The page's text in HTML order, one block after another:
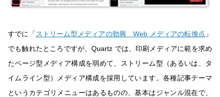
すでに「 ストリーム型メディアの勃興 Web メディアの転換点 」
でも触れたところですが、Quartz では、印刷メディアに範を求め
たページ型メディア構成を弱めて、ストリーム型（あるいは、タ
イムライン型）メディア構成を採用しています。各種記事テーマ
というカテゴリメニューはあるものの、基本はジャンル混在で、